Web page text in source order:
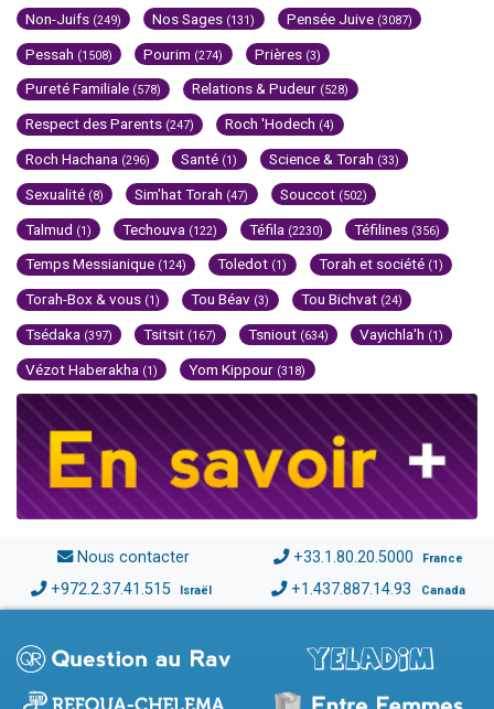
Non-Juifs (249) Nos Sages (131) Pensée Juive (3087)
Pessah (1508) Pourim (274) Prières (3)
Pureté Familiale (578) Relations & Pudeur (528)
Respect des Parents (247) Roch 'Hodech (4)
Roch Hachana (296) Santé (1) Science & Torah (33)
Sexualité (8) Sim'hat Torah (47) Souccot (502)
Talmud (1) Techouva (122) Téfila (2230) Téfilines (356)
Temps Messianique (124) Toledot (1) Torah et société (1)
Torah-Box & vous (1) Tou Béav (3) Tou Bichvat (24)
Tsédaka (397) Tsitsit (167) Tsniout (634) Vayichla'h (1)
Vézot Haberakha (1) Yom Kippour (318)
Nous contacter +33.1.80.20.5000 France
+972.2.37.41.515 Israël +1.437.887.14.93 Canada